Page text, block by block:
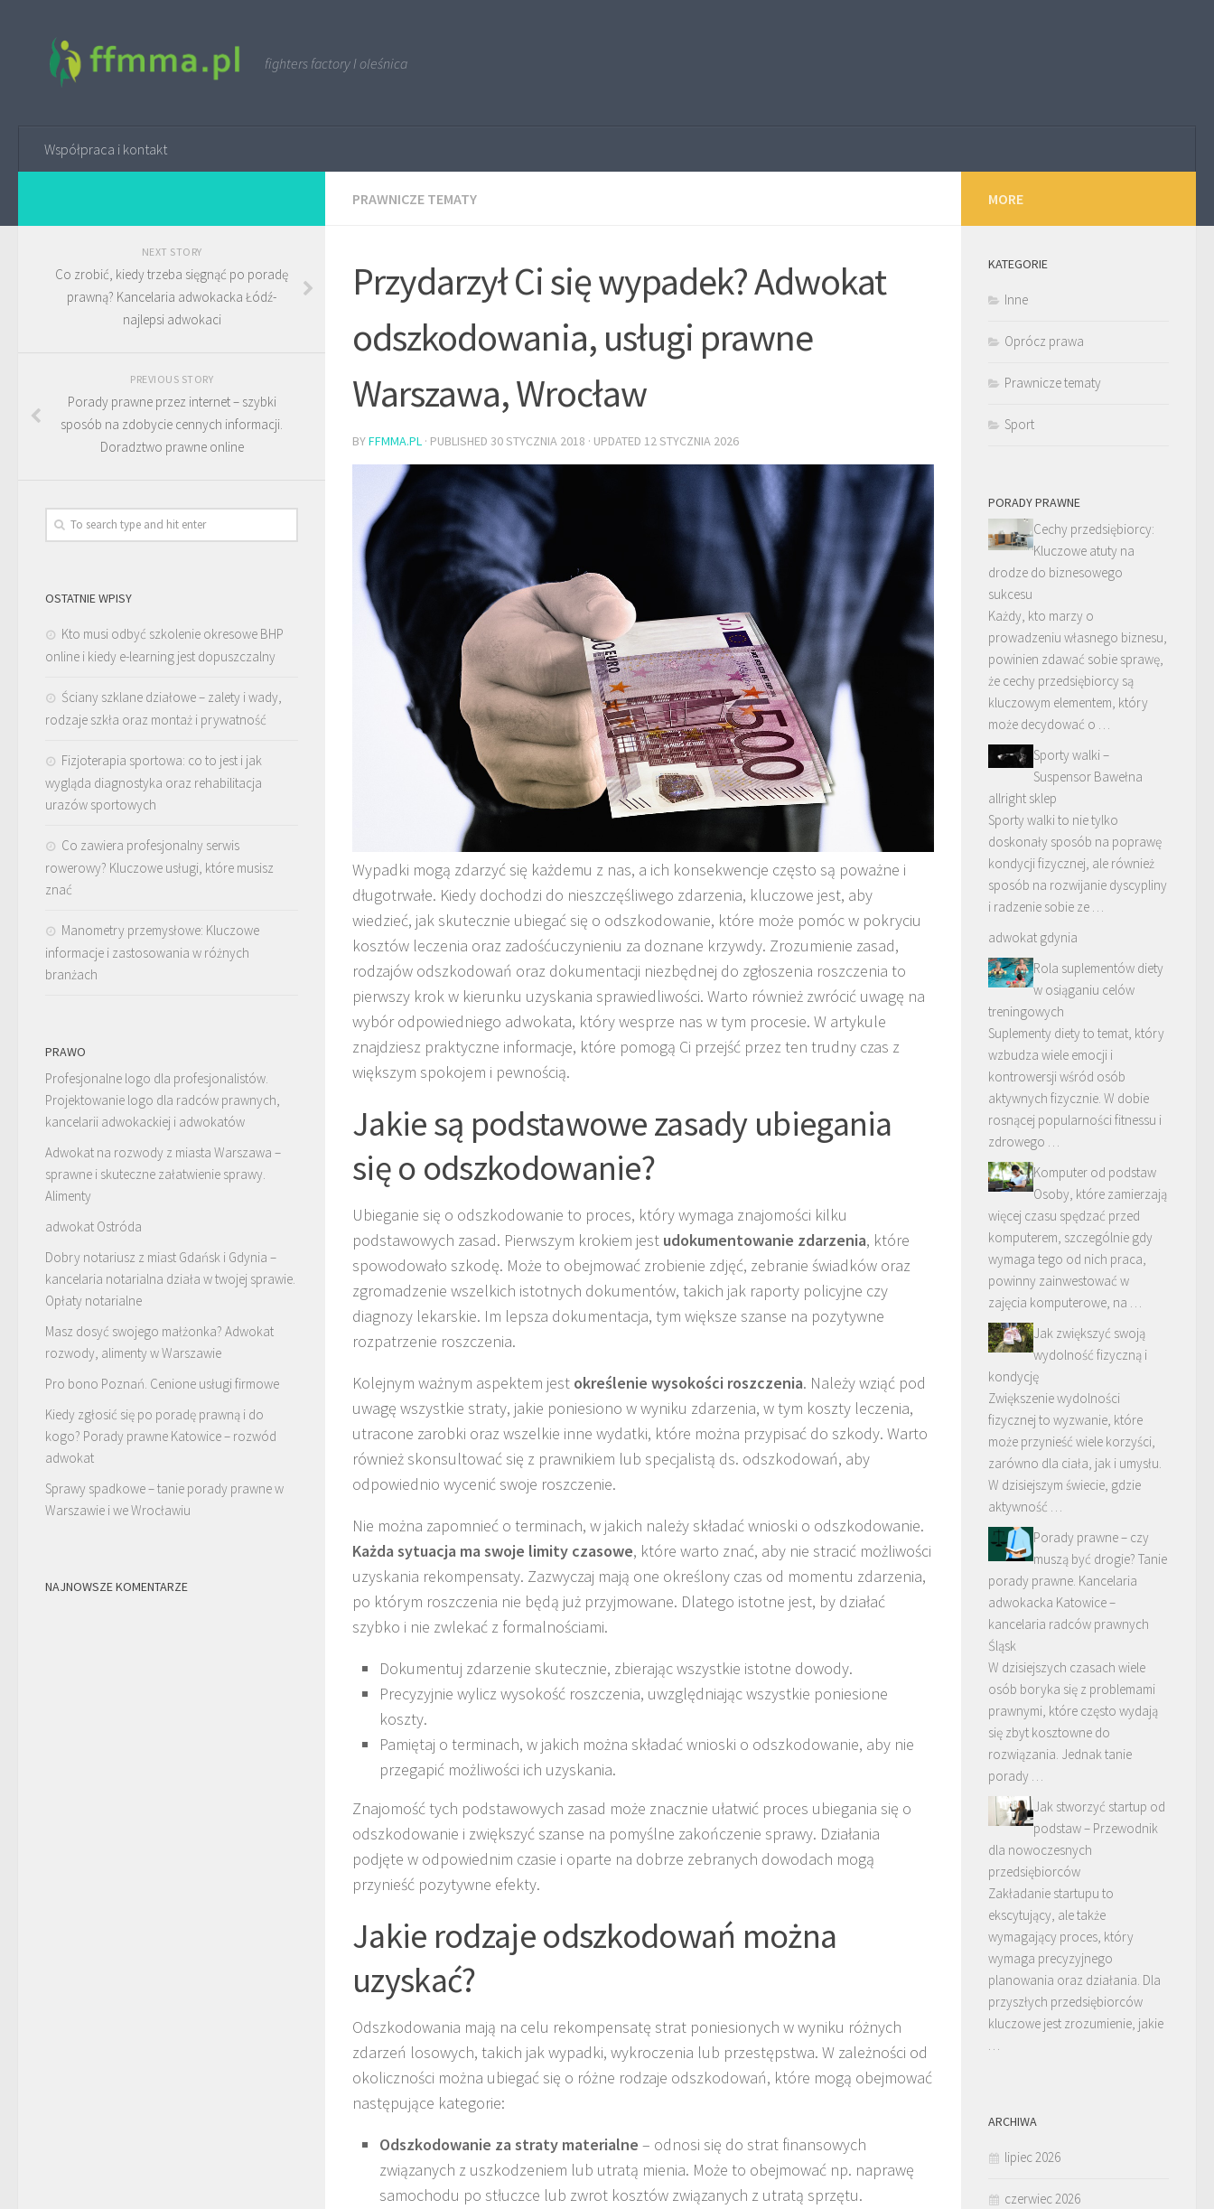
fighters factory I oleśnica
Współpraca i kontakt
PRAWNICZE TEMATY
Przydarzył Ci się wypadek? Adwokat
odszkodowania, usługi prawne
Warszawa, Wrocław
BYFFMMA.PL · PUBLISHED 30 STYCZNIA 2018 · UPDATED 12 STYCZNIA 2026
Wypadki mogą zdarzyć się każdemu z nas, a ich konsekwencje często są poważne i
długotrwałe. Kiedy dochodzi do nieszczęśliwego zdarzenia, kluczowe jest, aby
wiedzieć, jak skutecznie ubiegać się o odszkodowanie, które może pomóc w pokryciu
kosztów leczenia oraz zadośćuczynieniu za doznane krzywdy. Zrozumienie zasad,
rodzajów odszkodowań oraz dokumentacji niezbędnej do zgłoszenia roszczenia to
pierwszy krok w kierunku uzyskania sprawiedliwości. Warto również zwrócić uwagę na
wybór odpowiedniego adwokata, który wesprze nas w tym procesie. W artykule
znajdziesz praktyczne informacje, które pomogą Ci przejść przez ten trudny czas z
większym spokojem i pewnością.
Jakie są podstawowe zasady ubiegania
się o odszkodowanie?
Ubieganie się o odszkodowanie to proces, który wymaga znajomości kilku
podstawowych zasad. Pierwszym krokiem jest udokumentowanie zdarzenia, które
spowodowało szkodę. Może to obejmować zrobienie zdjęć, zebranie świadków oraz
zgromadzenie wszelkich istotnych dokumentów, takich jak raporty policyjne czy
diagnozy lekarskie. Im lepsza dokumentacja, tym większe szanse na pozytywne
rozpatrzenie roszczenia.
Kolejnym ważnym aspektem jest określenie wysokości roszczenia. Należy wziąć pod
uwagę wszystkie straty, jakie poniesiono w wyniku zdarzenia, w tym koszty leczenia,
utracone zarobki oraz wszelkie inne wydatki, które można przypisać do szkody. Warto
również skonsultować się z prawnikiem lub specjalistą ds. odszkodowań, aby
odpowiednio wycenić swoje roszczenie.
Nie można zapomnieć o terminach, w jakich należy składać wnioski o odszkodowanie.
Każda sytuacja ma swoje limity czasowe, które warto znać, aby nie stracić możliwości
uzyskania rekompensaty. Zazwyczaj mają one określony czas od momentu zdarzenia,
po którym roszczenia nie będą już przyjmowane. Dlatego istotne jest, by działać
szybko i nie zwlekać z formalnościami.
Dokumentuj zdarzenie skutecznie, zbierając wszystkie istotne dowody.
Precyzyjnie wylicz wysokość roszczenia, uwzględniając wszystkie poniesione
koszty.
Pamiętaj o terminach, w jakich można składać wnioski o odszkodowanie, aby nie
przegapić możliwości ich uzyskania.
Znajomość tych podstawowych zasad może znacznie ułatwić proces ubiegania się o
odszkodowanie i zwiększyć szanse na pomyślne zakończenie sprawy. Działania
podjęte w odpowiednim czasie i oparte na dobrze zebranych dowodach mogą
przynieść pozytywne efekty.
Jakie rodzaje odszkodowań można
uzyskać?
Odszkodowania mają na celu rekompensatę strat poniesionych w wyniku różnych
zdarzeń losowych, takich jak wypadki, wykroczenia lub przestępstwa. W zależności od
okoliczności można ubiegać się o różne rodzaje odszkodowań, które mogą obejmować
następujące kategorie:
Odszkodowanie za straty materialne – odnosi się do strat finansowych
związanych z uszkodzeniem lub utratą mienia. Może to obejmować np. naprawę
samochodu po stłuczce lub zwrot kosztów związanych z utratą sprzętu.
NEXT STORY
Co zrobić, kiedy trzeba sięgnąć po poradę
prawną? Kancelaria adwokacka Łódź-
najlepsi adwokaci
PREVIOUS STORY
Porady prawne przez internet – szybki
sposób na zdobycie cennych informacji.
Doradztwo prawne online
OSTATNIE WPISY
Kto musi odbyć szkolenie okresowe BHP
online i kiedy e-learning jest dopuszczalny
Ściany szklane działowe – zalety i wady,
rodzaje szkła oraz montaż i prywatność
Fizjoterapia sportowa: co to jest i jak
wygląda diagnostyka oraz rehabilitacja
urazów sportowych
Co zawiera profesjonalny serwis
rowerowy? Kluczowe usługi, które musisz
znać
Manometry przemysłowe: Kluczowe
informacje i zastosowania w różnych
branżach
PRAWO
Profesjonalne logo dla profesjonalistów.
Projektowanie logo dla radców prawnych,
kancelarii adwokackiej i adwokatów
Adwokat na rozwody z miasta Warszawa –
sprawne i skuteczne załatwienie sprawy.
Alimenty
adwokat Ostróda
Dobry notariusz z miast Gdańsk i Gdynia –
kancelaria notarialna działa w twojej sprawie.
Opłaty notarialne
Masz dosyć swojego małżonka? Adwokat
rozwody, alimenty w Warszawie
Pro bono Poznań. Cenione usługi firmowe
Kiedy zgłosić się po poradę prawną i do
kogo? Porady prawne Katowice – rozwód
adwokat
Sprawy spadkowe – tanie porady prawne w
Warszawie i we Wrocławiu
NAJNOWSZE KOMENTARZE
MORE
KATEGORIE
Inne
Oprócz prawa
Prawnicze tematy
Sport
PORADY PRAWNE
Cechy przedsiębiorcy:
Kluczowe atuty na
drodze do biznesowego
sukcesu
Każdy, kto marzy o
prowadzeniu własnego biznesu,
powinien zdawać sobie sprawę,
że cechy przedsiębiorcy są
kluczowym elementem, który
może decydować o …
Sporty walki –
Suspensor Bawełna
allright sklep
Sporty walki to nie tylko
doskonały sposób na poprawę
kondycji fizycznej, ale również
sposób na rozwijanie dyscypliny
i radzenie sobie ze …
adwokat gdynia
Rola suplementów diety
w osiąganiu celów
treningowych
Suplementy diety to temat, który
wzbudza wiele emocji i
kontrowersji wśród osób
aktywnych fizycznie. W dobie
rosnącej popularności fitnessu i
zdrowego …
Komputer od podstaw
Osoby, które zamierzają
więcej czasu spędzać przed
komputerem, szczególnie gdy
wymaga tego od nich praca,
powinny zainwestować w
zajęcia komputerowe, na …
Jak zwiększyć swoją
wydolność fizyczną i
kondycję
Zwiększenie wydolności
fizycznej to wyzwanie, które
może przynieść wiele korzyści,
zarówno dla ciała, jak i umysłu.
W dzisiejszym świecie, gdzie
aktywność …
Porady prawne – czy
muszą być drogie? Tanie
porady prawne. Kancelaria
adwokacka Katowice –
kancelaria radców prawnych
Śląsk
W dzisiejszych czasach wiele
osób boryka się z problemami
prawnymi, które często wydają
się zbyt kosztowne do
rozwiązania. Jednak tanie
porady …
Jak stworzyć startup od
podstaw – Przewodnik
dla nowoczesnych
przedsiębiorców
Zakładanie startupu to
ekscytujący, ale także
wymagający proces, który
wymaga precyzyjnego
planowania oraz działania. Dla
przyszłych przedsiębiorców
kluczowe jest zrozumienie, jakie
…
ARCHIWA
lipiec 2026
czerwiec 2026